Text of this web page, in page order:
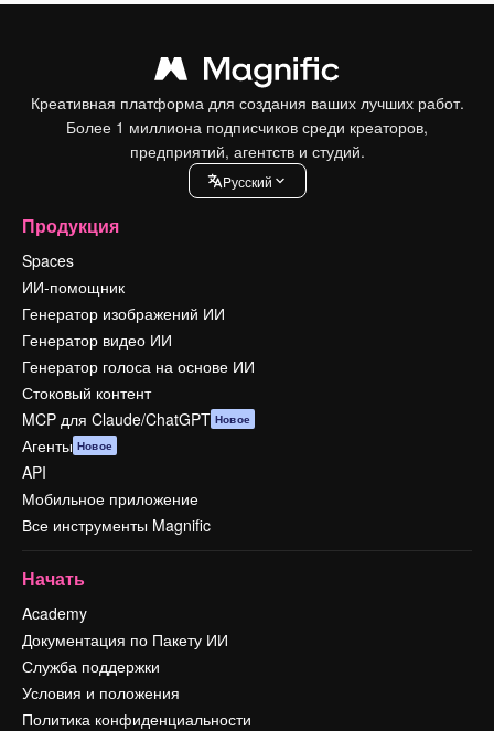
Креативная платформа для создания ваших лучших работ.
Более 1 миллиона подписчиков среди креаторов,
предприятий, агентств и студий.
Pусский
Продукция
Spaces
ИИ-помощник
Генератор изображений ИИ
Генератор видео ИИ
Генератор голоса на основе ИИ
Стоковый контент
MCP для Claude/ChatGPT Новое
Агенты Новое
API
Мобильное приложение
Все инструменты Magnific
Начать
Academy
Документация по Пакету ИИ
Служба поддержки
Условия и положения
Политика конфиденциальности